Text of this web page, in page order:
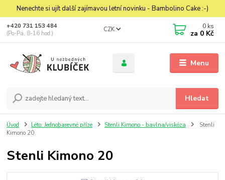
Nenechte si ujít další zajímavou letní novinku - Bambolino Cake :-)
Menu
CZK
Hledat
+420 731 153 484
(Po-Pá, 8-16 hod.)
0 ks
za 0 Kč
Úvod Léto: Jednobarevné příze Stenli Kimono - bavlna/viskóza
Stenli
Kimono 20
Stenli Kimono 20